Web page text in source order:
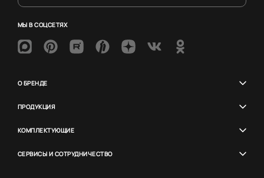
МЫ В СОЦСЕТЯХ
О БРЕНДЕ
ПРОДУКЦИЯ
КОМПЛЕКТУЮЩИЕ
СЕРВИСЫ И СОТРУДНИЧЕСТВО